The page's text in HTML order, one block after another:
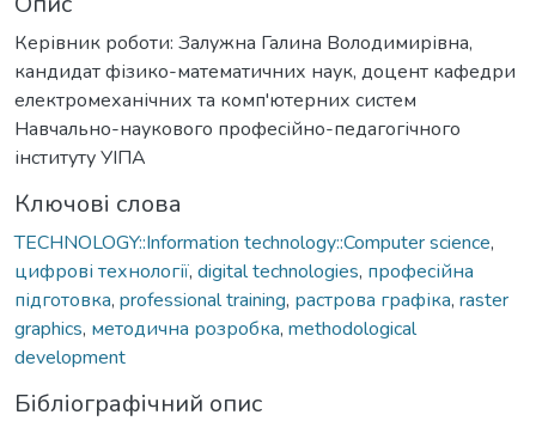
Керівник роботи: Залужна Галина Володимирівна,
кандидат фізико-математичних наук, доцент кафедри
електромеханічних та комп'ютерних систем
Навчально-наукового професійно-педагогічного
інституту УІПА
Ключові слова
TECHNOLOGY::Information technology::Computer science,
цифрові технології, digital technologies, професійна
підготовка, professional training, растрова графіка, raster
graphics, методична розробка, methodological
development
Бібліографічний опис